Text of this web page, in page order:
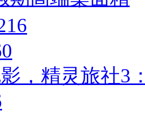
，精灵旅社3